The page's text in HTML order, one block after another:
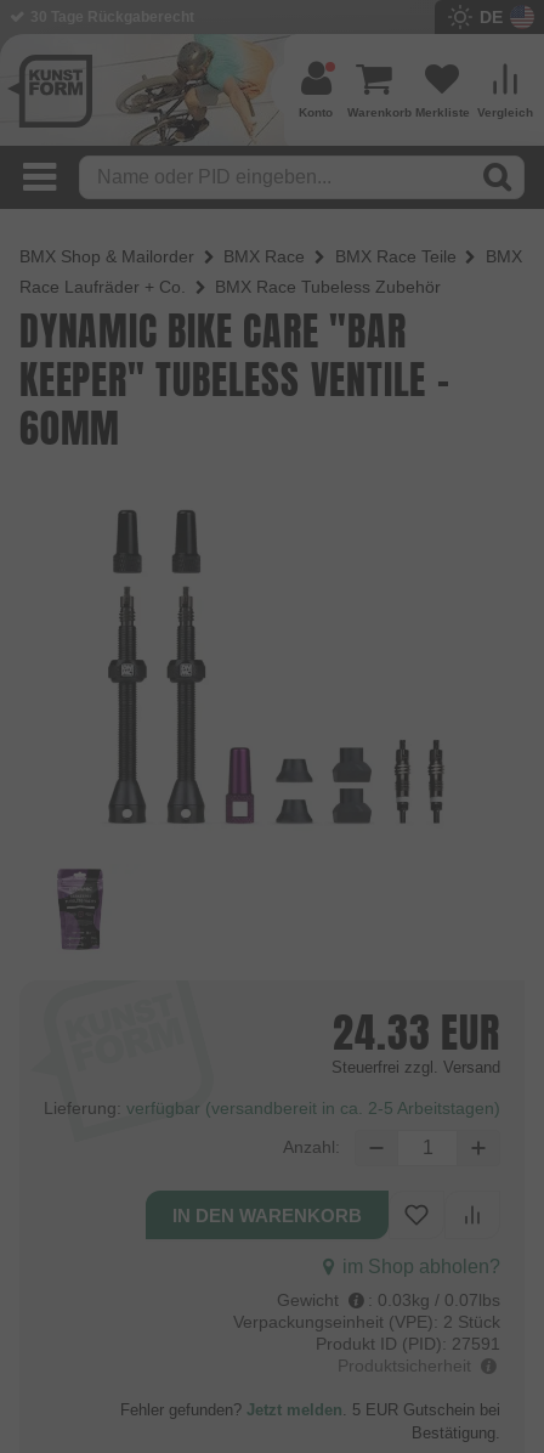
DE
Vergleich
Merkliste
Warenkorb
Konto
BMX Shop & Mailorder BMX Race BMX Race Teile
BMX
Race Laufräder + Co.
BMX Race Tubeless Zubehör
DYNAMIC BIKE CARE "BAR
KEEPER" TUBELESS VENTILE -
60MM
24.33 EUR
Steuerfrei zzgl. Versand
Lieferung: verfügbar (versandbereit in ca. 2-5 Arbeitstagen)
Anzahl:
im Shop abholen?
Gewicht : 0.03kg / 0.07lbs
Verpackungseinheit (VPE): 2 Stück
Produkt ID (PID): 27591
Produktsicherheit
Fehler gefunden? Jetzt melden . 5 EUR Gutschein bei
Bestätigung.